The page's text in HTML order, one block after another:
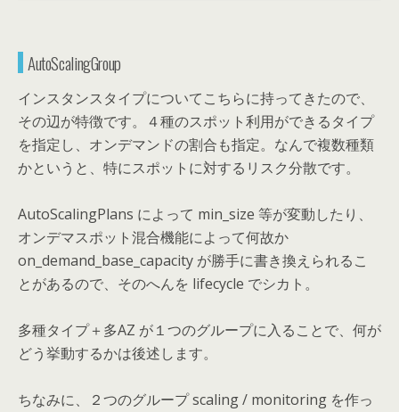
AutoScalingGroup
インスタンスタイプについてこちらに持ってきたので、
その辺が特徴です。４種のスポット利用ができるタイプ
を指定し、オンデマンドの割合も指定。なんで複数種類
かというと、特にスポットに対するリスク分散です。
AutoScalingPlans によって min_size 等が変動したり、
オンデマスポット混合機能によって何故か
on_demand_base_capacity が勝手に書き換えられるこ
とがあるので、そのへんを lifecycle でシカト。
多種タイプ＋多AZ が１つのグループに入ることで、何が
どう挙動するかは後述します。
ちなみに、２つのグループ scaling / monitoring を作っ